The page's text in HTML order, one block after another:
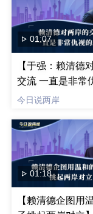
01:07
【于强：赖清德
交流 一直是非常
度】
今日说两岸
01:18
【赖清德企图用